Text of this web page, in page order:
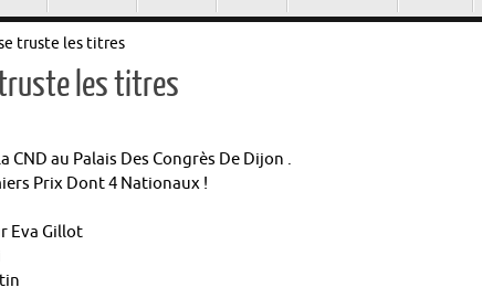
truste les titres
truste les titres
CND au Palais Des Congrès De Dijon .
Prix Dont 4 Nationaux !
Eva Gillot